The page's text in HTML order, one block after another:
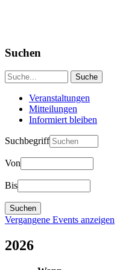
Suchen
Veranstaltungen
Mitteilungen
Informiert bleiben
Suchbegriff
Von
Bis
Vergangene Events anzeigen
2026